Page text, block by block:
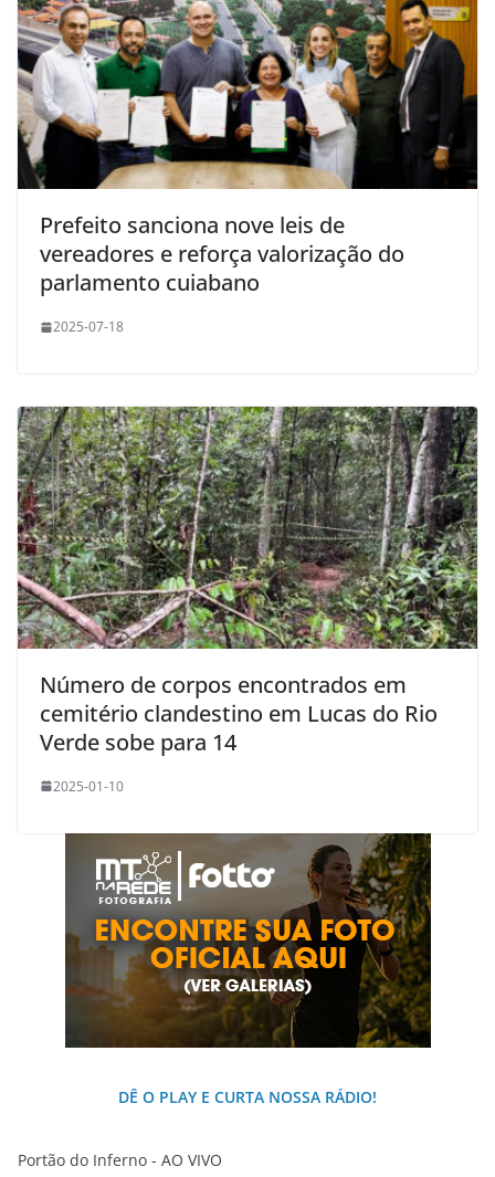
Prefeito sanciona nove leis de
vereadores e reforça valorização do
parlamento cuiabano
2025-07-18
Número de corpos encontrados em
cemitério clandestino em Lucas do Rio
Verde sobe para 14
2025-01-10
DÊ O PLAY E CURTA NOSSA RÁDIO!
Portão do Inferno - AO VIVO